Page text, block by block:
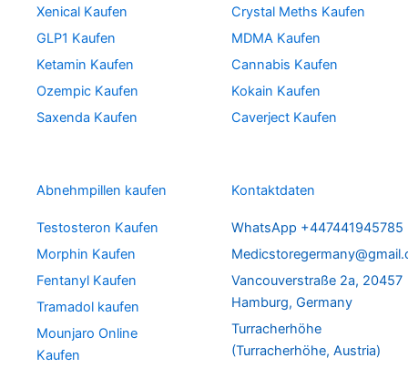
Xenical Kaufen
GLP1 Kaufen
Ketamin Kaufen
Ozempic Kaufen
Saxenda Kaufen
Crystal Meths Kaufen
MDMA Kaufen
Cannabis Kaufen
Kokain Kaufen
Caverject Kaufen
Abnehmpillen kaufen
Testosteron Kaufen
Morphin Kaufen
Fentanyl Kaufen
Tramadol kaufen
Mounjaro Online
Kaufen
Kontaktdaten
WhatsApp +447441945785
Vancouverstraße 2a, 20457
Hamburg, Germany
Turracherhöhe
(Turracherhöhe, Austria)